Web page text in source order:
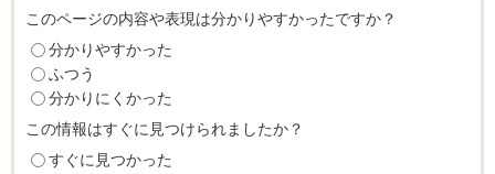
このページの内容や表現は分かりやすかったですか？
分かりやすかった
ふつう
分かりにくかった
この情報はすぐに見つけられましたか？
すぐに見つかった